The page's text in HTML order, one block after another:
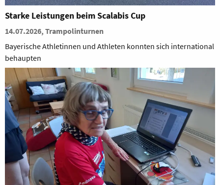
Starke Leistungen beim Scalabis Cup
14.07.2026, Trampolinturnen
Bayerische Athletinnen und Athleten konnten sich international
behaupten